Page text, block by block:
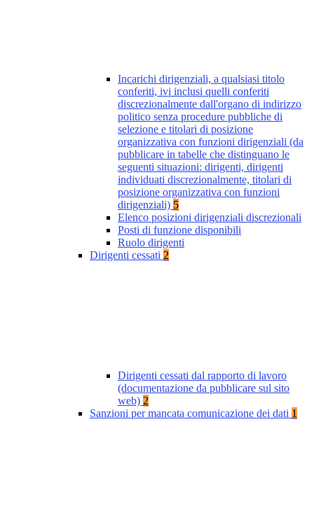
Incarichi dirigenziali, a qualsiasi titolo
conferiti, ivi inclusi quelli conferiti
discrezionalmente dall'organo di indirizzo
politico senza procedure pubbliche di
selezione e titolari di posizione
organizzativa con funzioni dirigenziali (da
pubblicare in tabelle che distinguano le
seguenti situazioni: dirigenti, dirigenti
individuati discrezionalmente, titolari di
posizione organizzativa con funzioni
dirigenziali) 5
Elenco posizioni dirigenziali discrezionali
Posti di funzione disponibili
Ruolo dirigenti
Dirigenti cessati 2
Dirigenti cessati dal rapporto di lavoro
(documentazione da pubblicare sul sito
web) 2
Sanzioni per mancata comunicazione dei dati 1